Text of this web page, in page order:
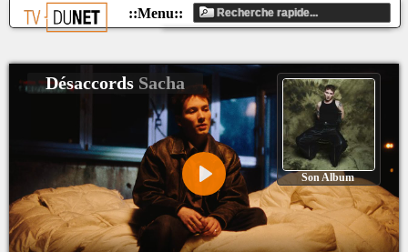
Play
Désaccords Sacha
Son Album